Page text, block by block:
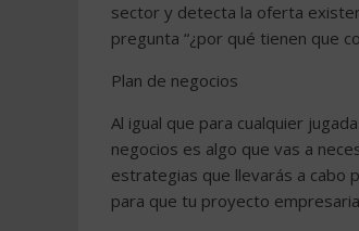
sector y detecta la oferta
pregunta “¿por qué tienen que
Plan de negocios
Al igual que para cualquier
negocios es algo que vas a
estrategias que llevarás a cabo
para que tu proyecto